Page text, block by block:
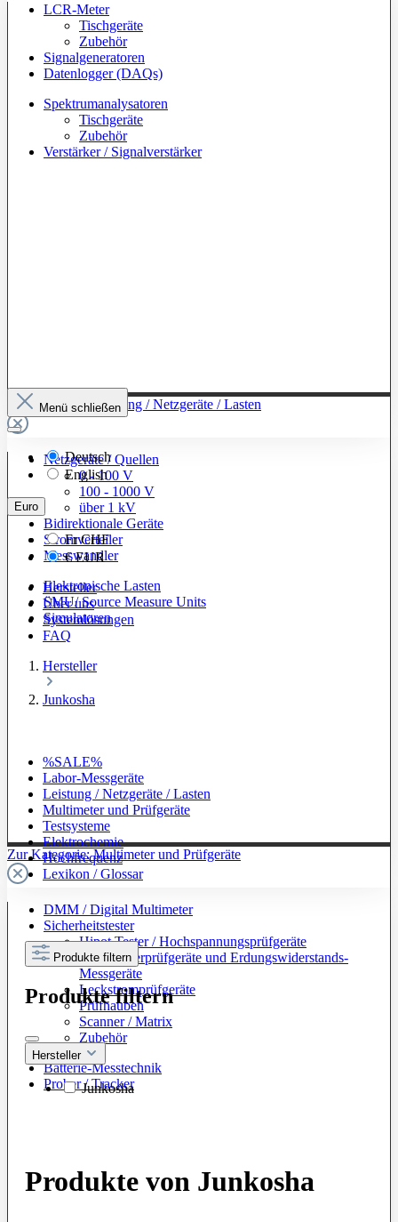
LCR-Meter
Tischgeräte
Zubehör
Signalgeneratoren
Datenlogger (DAQs)
Spektrumanalysatoren
Tischgeräte
Zubehör
Verstärker / Signalverstärker
Zur Kategorie: Leistung / Netzgeräte / Lasten
Netzgeräte / Quellen
0 - 100 V
100 - 1000 V
über 1 kV
Bidirektionale Geräte
Stromverteiler
Messwandler
Elektronische Lasten
SMU/ Source Measure Units
Simulatoren
Zur Kategorie: Multimeter und Prüfgeräte
DMM / Digital Multimeter
Sicherheitstester
Hipot Tester / Hochspannungsprüfgeräte
Schutzleiterprüfgeräte und Erdungswiderstands-
Messgeräte
Leckstromprüfgeräte
Prüfhauben
Scanner / Matrix
Zubehör
Batterie-Messtechnik
Prober / Tracker
Menü schließen
Deutsch
English
Euro
FrCHF
€EUR
Hersteller
Über uns
Systemlösungen
FAQ
Hersteller
Junkosha
%SALE%
Labor-Messgeräte
Leistung / Netzgeräte / Lasten
Multimeter und Prüfgeräte
Testsysteme
Elektrochemie
Hochfrequenz
Lexikon / Glossar
Produkte filtern
Produkte filtern
Hersteller
Junkosha
Produkte von Junkosha